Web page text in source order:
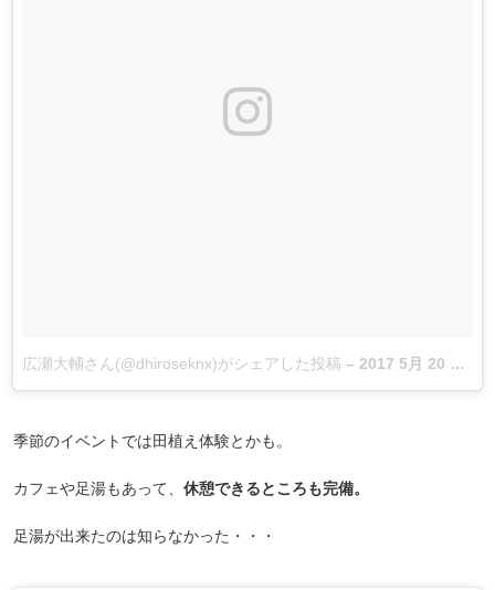
広瀬大輔さん(@dhiroseknx)がシェアした投稿 – 2017 5月 20 9:07午後 PDT
季節のイベントでは田植え体験とかも。
カフェや足湯もあって、 休憩できるところも完備。
足湯が出来たのは知らなかった・・・